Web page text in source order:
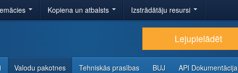
Kopiena un atbalsts Izstrādātāju resursi
Lejupielādēt
Valodu pakotnes Tehniskās prasības BUJ API Dokumentācija